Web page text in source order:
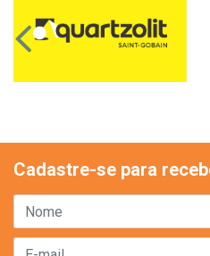
Cadastre-se para